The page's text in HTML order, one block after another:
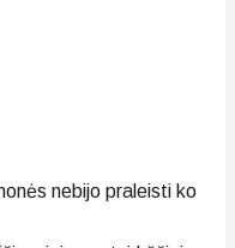
nebijo praleisti ko